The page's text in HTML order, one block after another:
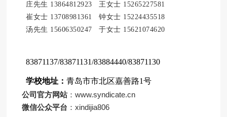
庄先生 13864812923 王女士 15265227581
崔女士 13708981361 钟女士 15224435518
汤先生 15606350247 于女士 15621074620
83871137/83871131/83884440/83871130
学校地址：青岛市市北区嘉善路1号
公司官方网站：www.syndicate.cn
微信公众平台 ：xindijia806